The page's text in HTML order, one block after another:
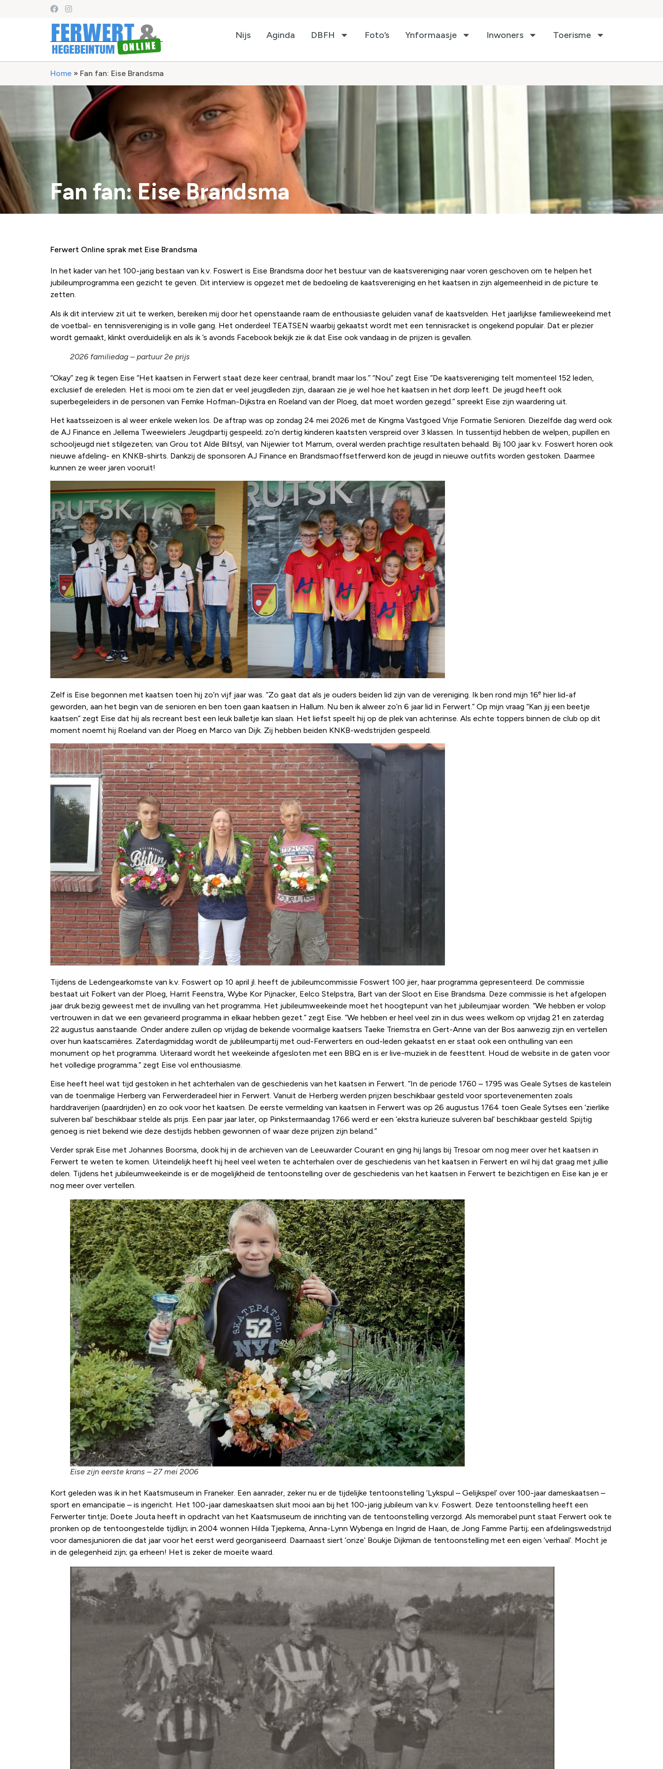
Nijs Aginda DBFH Foto’s Ynformaasje Inwoners Toerisme
Home » Fan fan: Eise Brandsma
Fan fan: Eise Brandsma
Ferwert Online sprak met Eise Brandsma
In het kader van het 100-jarig bestaan van k.v. Foswert is Eise Brandsma door het bestuur van de kaatsvereniging naar voren geschoven om te helpen het
jubileumprogramma een gezicht te geven. Dit interview is opgezet met de bedoeling de kaatsvereniging en het kaatsen in zijn algemeenheid in de picture te
zetten.
Als ik dit interview zit uit te werken, bereiken mij door het openstaande raam de enthousiaste geluiden vanaf de kaatsvelden. Het jaarlijkse familieweekeind met
de voetbal- en tennisvereniging is in volle gang. Het onderdeel TEATSEN waarbij gekaatst wordt met een tennisracket is ongekend populair. Dat er plezier
wordt gemaakt, klinkt overduidelijk en als ik ’s avonds Facebook bekijk zie ik dat Eise ook vandaag in de prijzen is gevallen.
2026 familiedag – partuur 2e prijs
“Okay” zeg ik tegen Eise “Het kaatsen in Ferwert staat deze keer centraal, brandt maar los.” “Nou” zegt Eise “De kaatsvereniging telt momenteel 152 leden,
exclusief de ereleden. Het is mooi om te zien dat er veel jeugdleden zijn, daaraan zie je wel hoe het kaatsen in het dorp leeft. De jeugd heeft ook
superbegeleiders in de personen van Femke Hofman-Dijkstra en Roeland van der Ploeg, dat moet worden gezegd.” spreekt Eise zijn waardering uit.
Het kaatsseizoen is al weer enkele weken los. De aftrap was op zondag 24 mei 2026 met de Kingma Vastgoed Vrije Formatie Senioren. Diezelfde dag werd ook
de AJ Finance en Jellema Tweewielers Jeugdpartij gespeeld; zo’n dertig kinderen kaatsten verspreid over 3 klassen. In tussentijd hebben de welpen, pupillen en
schooljeugd niet stilgezeten; van Grou tot Alde Biltsyl, van Nijewier tot Marrum, overal werden prachtige resultaten behaald. Bij 100 jaar k.v. Foswert horen ook
nieuwe afdeling- en KNKB-shirts. Dankzij de sponsoren AJ Finance en Brandsmaoffsetferwerd kon de jeugd in nieuwe outfits worden gestoken. Daarmee
kunnen ze weer jaren vooruit!
Zelf is Eise begonnen met kaatsen toen hij zo’n vijf jaar was. “Zo gaat dat als je ouders beiden lid zijn van de vereniging. Ik ben rond mijn 16e hier lid-af
geworden, aan het begin van de senioren en ben toen gaan kaatsen in Hallum. Nu ben ik alweer zo’n 6 jaar lid in Ferwert.” Op mijn vraag “Kan jij een beetje
kaatsen” zegt Eise dat hij als recreant best een leuk balletje kan slaan. Het liefst speelt hij op de plek van achterinse. Als echte toppers binnen de club op dit
moment noemt hij Roeland van der Ploeg en Marco van Dijk. Zij hebben beiden KNKB-wedstrijden gespeeld.
Tijdens de Ledengearkomste van k.v. Foswert op 10 april jl. heeft de jubileumcommissie Foswert 100 jier, haar programma gepresenteerd. De commissie
bestaat uit Folkert van der Ploeg, Harrit Feenstra, Wybe Kor Pijnacker, Eelco Stelpstra, Bart van der Sloot en Eise Brandsma. Deze commissie is het afgelopen
jaar druk bezig geweest met de invulling van het programma. Het jubileumweekeinde moet het hoogtepunt van het jubileumjaar worden. “We hebben er volop
vertrouwen in dat we een gevarieerd programma in elkaar hebben gezet.” zegt Eise. “We hebben er heel veel zin in dus wees welkom op vrijdag 21 en zaterdag
22 augustus aanstaande. Onder andere zullen op vrijdag de bekende voormalige kaatsers Taeke Triemstra en Gert-Anne van der Bos aanwezig zijn en vertellen
over hun kaatscarrières. Zaterdagmiddag wordt de jublileumpartij met oud-Ferwerters en oud-leden gekaatst en er staat ook een onthulling van een
monument op het programma. Uiteraard wordt het weekeinde afgesloten met een BBQ en is er live-muziek in de feesttent. Houd de website in de gaten voor
het volledige programma.” zegt Eise vol enthousiasme.
Eise heeft heel wat tijd gestoken in het achterhalen van de geschiedenis van het kaatsen in Ferwert. “In de periode 1760 – 1795 was Geale Sytses de kastelein
van de toenmalige Herberg van Ferwerderadeel hier in Ferwert. Vanuit de Herberg werden prijzen beschikbaar gesteld voor sportevenementen zoals
harddraverijen (paardrijden) en zo ook voor het kaatsen. De eerste vermelding van kaatsen in Ferwert was op 26 augustus 1764 toen Geale Sytses een ‘zierlike
sulveren bal’ beschikbaar stelde als prijs. Een paar jaar later, op Pinkstermaandag 1766 werd er een ‘ekstra kurieuze sulveren bal’ beschikbaar gesteld. Spijtig
genoeg is niet bekend wie deze destijds hebben gewonnen of waar deze prijzen zijn beland.”
Verder sprak Eise met Johannes Boorsma, dook hij in de archieven van de Leeuwarder Courant en ging hij langs bij Tresoar om nog meer over het kaatsen in
Ferwert te weten te komen. Uiteindelijk heeft hij heel veel weten te achterhalen over de geschiedenis van het kaatsen in Ferwert en wil hij dat graag met jullie
delen. Tijdens het jubileumweekeinde is er de mogelijkheid de tentoonstelling over de geschiedenis van het kaatsen in Ferwert te bezichtigen en Eise kan je er
nog meer over vertellen.
Eise zijn eerste krans – 27 mei 2006
Kort geleden was ik in het Kaatsmuseum in Franeker. Een aanrader, zeker nu er de tijdelijke tentoonstelling ‘Lykspul – Gelijkspel’ over 100-jaar dameskaatsen –
sport en emancipatie – is ingericht. Het 100-jaar dameskaatsen sluit mooi aan bij het 100-jarig jubileum van k.v. Foswert. Deze tentoonstelling heeft een
Ferwerter tintje; Doete Jouta heeft in opdracht van het Kaatsmuseum de inrichting van de tentoonstelling verzorgd. Als memorabel punt staat Ferwert ook te
pronken op de tentoongestelde tijdlijn; in 2004 wonnen Hilda Tjepkema, Anna-Lynn Wybenga en Ingrid de Haan, de Jong Famme Partij; een afdelingswedstrijd
voor damesjunioren die dat jaar voor het eerst werd georganiseerd. Daarnaast siert ‘onze’ Boukje Dijkman de tentoonstelling met een eigen ‘verhaal’. Mocht je
in de gelegenheid zijn; ga erheen! Het is zeker de moeite waard.